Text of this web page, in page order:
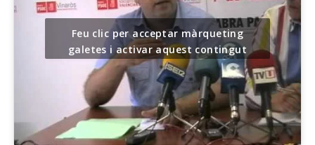
Feu clic per acceptar màrqueting
galetes i activar aquest contingut